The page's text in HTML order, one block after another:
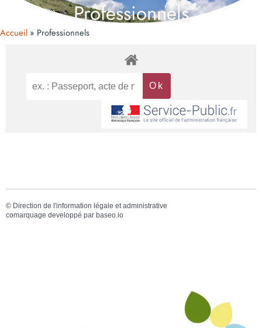
Professionnels
Accueil Professionnels
© Direction de l'information légale et administrative
comarquage developpé par baseo.io